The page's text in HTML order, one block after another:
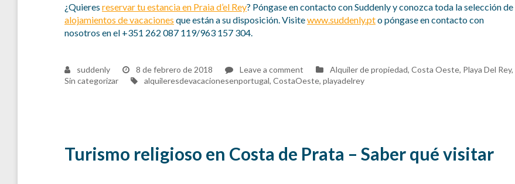
¿Quieres reservar tu estancia en Praia d’el Rey? Póngase en contacto con Suddenly y conozca toda la selección de
alojamientos de vacaciones que están a su disposición. Visitewww.suddenly.pto póngase en contacto con
nosotros en el +351 262 087 119/963 157 304.
suddenly 8 de febrero de 2018 Leave a comment
¿Está
Bom
Sucesso
Alquiler de propiedad, Costa Oeste, Playa Del Rey,
Sin categorizar
Tags
alquileresdevacacionesenportugal, CostaOeste, playadelrey
Turismo religioso en Costa de Prata – Saber qué visitar